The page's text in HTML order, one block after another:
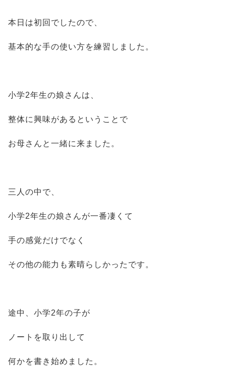
本日は初回でしたので、
基本的な手の使い方を練習しました。
小学2年生の娘さんは、
整体に興味があるということで
お母さんと一緒に来ました。
三人の中で、
小学2年生の娘さんが一番凄くて
手の感覚だけでなく
その他の能力も素晴らしかったです。
途中、小学2年の子が
ノートを取り出して
何かを書き始めました。